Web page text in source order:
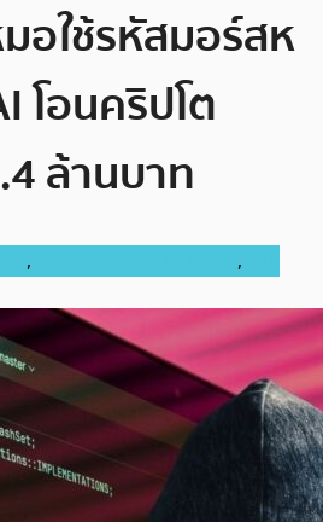
อใช้รหัสมอร์สห
โอนคริปโต
ล้านบาท
, ,